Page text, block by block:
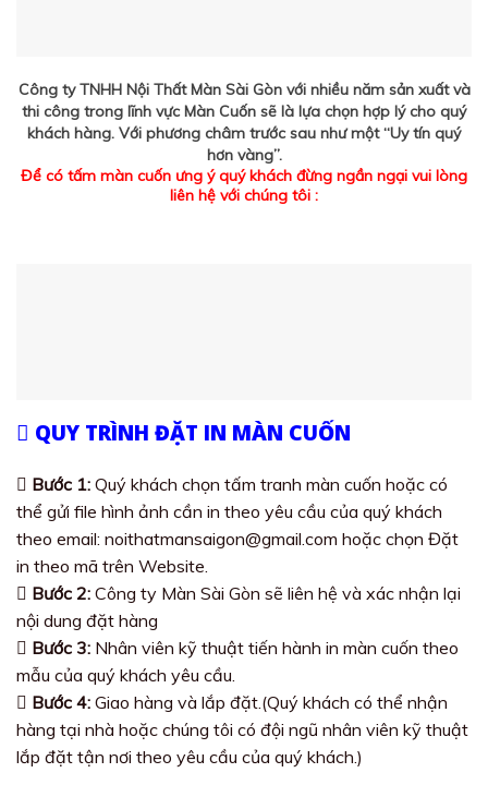
Công ty TNHH Nội Thất Màn Sài Gòn với nhiều năm sản xuất và
thi công trong lĩnh vực Màn Cuốn sẽ là lựa chọn hợp lý cho quý
khách hàng. Với phương châm trước sau như một “Uy tín quý
hơn vàng”.
Để có tấm màn cuốn ưng ý quý khách đừng ngần ngại vui lòng
liên hệ với chúng tôi :
QUY TRÌNH ĐẶT IN MÀN CUỐN
Bước 1: Quý khách chọn tấm tranh màn cuốn hoặc có
thể gửi file hình ảnh cần in theo yêu cầu của quý khách
theo email: noithatmansaigon@gmail.com hoặc chọn Đặt
in theo mã trên Website.
Bước 2: Công ty Màn Sài Gòn sẽ liên hệ và xác nhận lại
nội dung đặt hàng
Bước 3: Nhân viên kỹ thuật tiến hành in màn cuốn theo
mẫu của quý khách yêu cầu.
Bước 4: Giao hàng và lắp đặt.(Quý khách có thể nhận
hàng tại nhà hoặc chúng tôi có đội ngũ nhân viên kỹ thuật
lắp đặt tận nơi theo yêu cầu của quý khách.)